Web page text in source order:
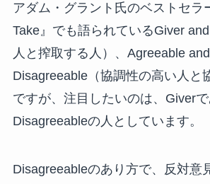
アダム・グラント氏のベストセラ
Take』でも語られているGiver
人と搾取する人）、Agreeable and
Disagreeable（協調性の高い人と
ですが、注目したいのは、Giverで
Disagreeableの人としています。
Disagreeableのあり方で、反対意